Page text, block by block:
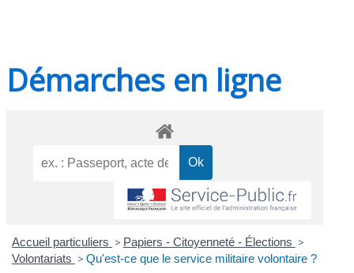
Démarches en ligne
Accueil particuliers > Papiers - Citoyenneté - Élections >
Volontariats > Qu'est-ce que le service militaire volontaire ?